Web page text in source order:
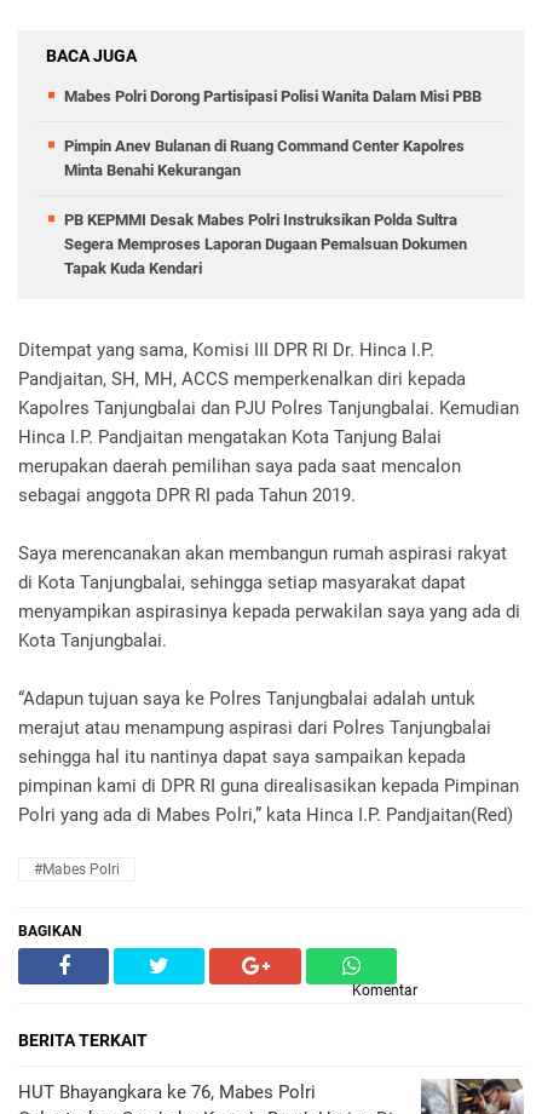
BACA JUGA
Mabes Polri Dorong Partisipasi Polisi Wanita Dalam Misi PBB
Pimpin Anev Bulanan di Ruang Command Center Kapolres
Minta Benahi Kekurangan
PB KEPMMI Desak Mabes Polri Instruksikan Polda Sultra
Segera Memproses Laporan Dugaan Pemalsuan Dokumen
Tapak Kuda Kendari
Ditempat yang sama, Komisi III DPR RI Dr. Hinca I.P.
Pandjaitan, SH, MH, ACCS memperkenalkan diri kepada
Kapolres Tanjungbalai dan PJU Polres Tanjungbalai. Kemudian
Hinca I.P. Pandjaitan mengatakan Kota Tanjung Balai
merupakan daerah pemilihan saya pada saat mencalon
sebagai anggota DPR RI pada Tahun 2019.
Saya merencanakan akan membangun rumah aspirasi rakyat
di Kota Tanjungbalai, sehingga setiap masyarakat dapat
menyampikan aspirasinya kepada perwakilan saya yang ada di
Kota Tanjungbalai.
“Adapun tujuan saya ke Polres Tanjungbalai adalah untuk
merajut atau menampung aspirasi dari Polres Tanjungbalai
sehingga hal itu nantinya dapat saya sampaikan kepada
pimpinan kami di DPR RI guna direalisasikan kepada Pimpinan
Polri yang ada di Mabes Polri,” kata Hinca I.P. Pandjaitan(Red)
#Mabes Polri
BAGIKAN
Komentar
BERITA TERKAIT
HUT Bhayangkara ke 76, Mabes Polri